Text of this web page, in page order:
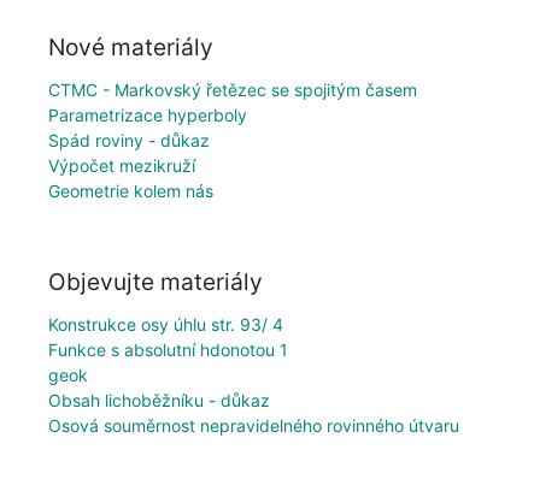
Nové materiály
CTMC - Markovský řetězec se spojitým časem
Parametrizace hyperboly
Spád roviny - důkaz
Výpočet mezikruží
Geometrie kolem nás
Objevujte materiály
Konstrukce osy úhlu str. 93/ 4
Funkce s absolutní hdonotou 1
geok
Obsah lichoběžníku - důkaz
Osová souměrnost nepravidelného rovinného útvaru